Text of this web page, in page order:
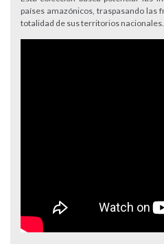
países amazónicos, traspasando las
totalidad de sus territorios nacionales.